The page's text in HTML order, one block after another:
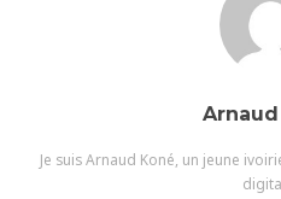
Je suis Arnaud Koné, un jeune